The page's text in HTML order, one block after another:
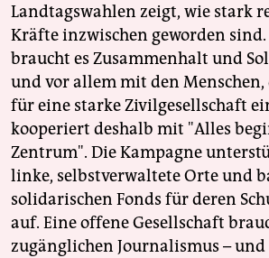
Landtagswahlen zeigt, wie stark
Kräfte inzwischen geworden sind.
braucht es Zusammenhalt und
und vor allem mit den Menschen,
für eine starke Zivilgesellschaft
kooperiert deshalb mit "Alles
Zentrum". Die Kampagne
linke, selbstverwaltete Orte und
solidarischen Fonds für deren
auf. Eine offene Gesellschaft
zugänglichen Journalismus – und